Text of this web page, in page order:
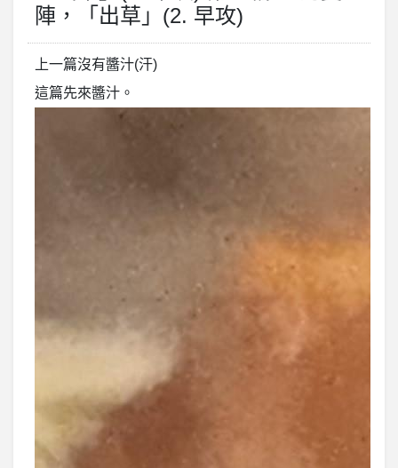
陣，「出草」(2. 早攻)
上一篇沒有醬汁(汗)
這篇先來醬汁。